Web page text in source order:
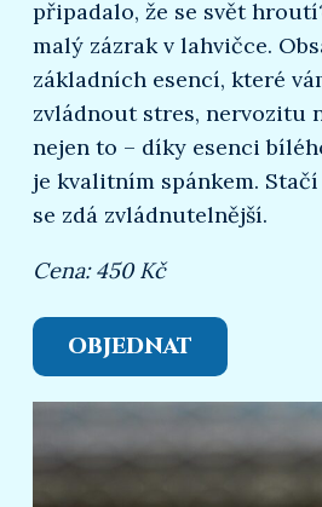
připadalo, že se svět
malý zázrak v lahvičce.
základních esencí, které
zvládnout stres, nervozitu
nejen to – díky esenci
je kvalitním spánkem.
se zdá zvládnutelnější.
Cena: 450 Kč
OBJEDNAT